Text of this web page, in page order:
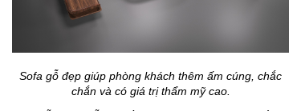
Sofa gỗ đẹp giúp phòng khách thêm ấm cúng, chắc
chắn và có giá trị thẩm mỹ cao.